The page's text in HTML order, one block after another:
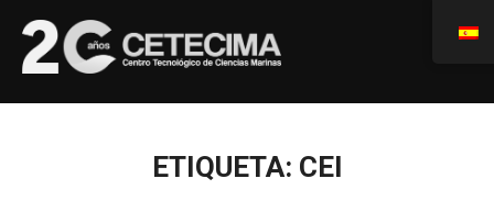
ETIQUETA: CEI